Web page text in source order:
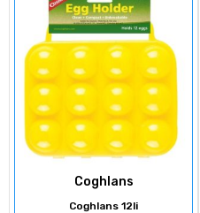
Coghlans
Coghlans 12li